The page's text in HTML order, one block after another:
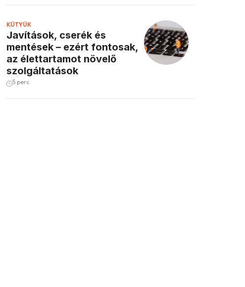
KÜTYÜK
Javítások, cserék és
mentések – ezért fontosak,
az élettartamot növelő
szolgáltatások
5 perc